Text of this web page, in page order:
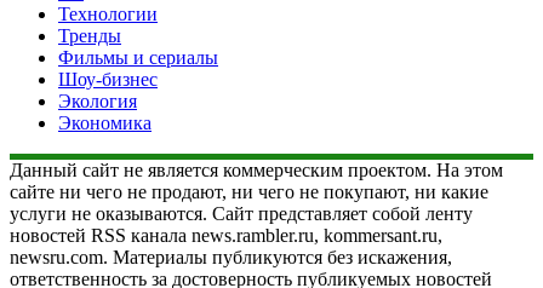
Технологии
Тренды
Фильмы и сериалы
Шоу-бизнес
Экология
Экономика
Данный сайт не является коммерческим проектом. На этом
сайте ни чего не продают, ни чего не покупают, ни какие
услуги не оказываются. Сайт представляет собой ленту
новостей RSS канала news.rambler.ru, kommersant.ru,
newsru.com. Материалы публикуются без искажения,
ответственность за достоверность публикуемых новостей